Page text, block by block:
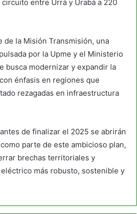
entre Urrá y Urabá a 220
de la Misión Transmisión, una
por la Upme y el Ministerio
busca modernizar y expandir la
énfasis en regiones que
rezagadas en infraestructura
de finalizar el 2025 se abrirán
parte de este ambicioso plan,
brechas territoriales y
más robusto, sostenible y